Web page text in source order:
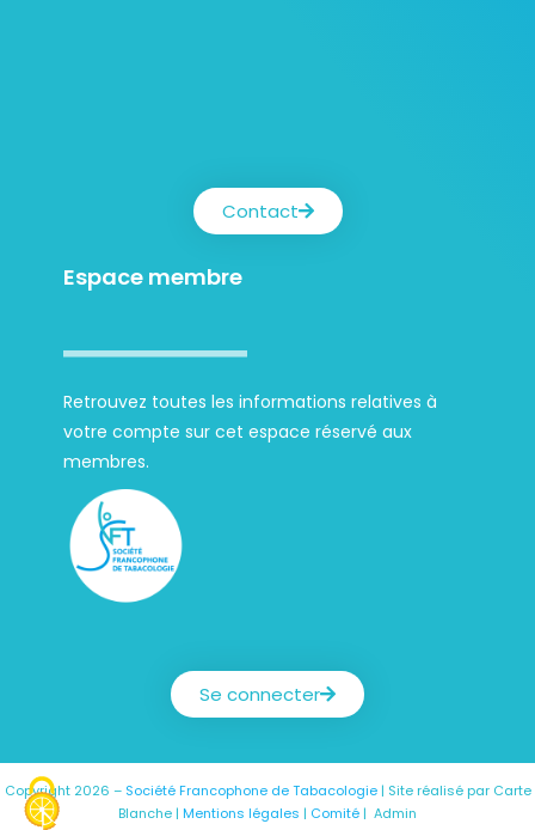
Contact
Espace membre
Retrouvez toutes les informations relatives à
votre compte sur cet espace réservé aux
membres.
Se connecter
Copyright 2026 – Société Francophone de Tabacologie| Site réalisé par Carte
Blanche | Mentions légales | Comité | Admin